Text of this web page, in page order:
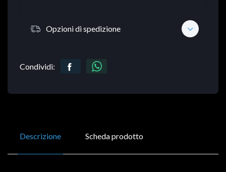
Opzioni di spedizione
Condividi:
Descrizione Scheda prodotto